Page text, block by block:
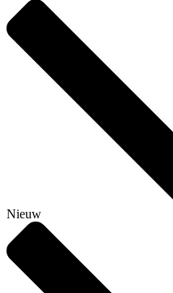
Nieuw